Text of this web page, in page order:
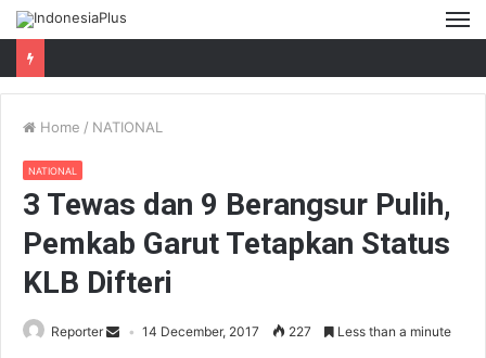
Home / NATIONAL
NATIONAL
3 Tewas dan 9 Berangsur Pulih,
Pemkab Garut Tetapkan Status
KLB Difteri
Reporter 14 December, 2017 227 Less than a minute